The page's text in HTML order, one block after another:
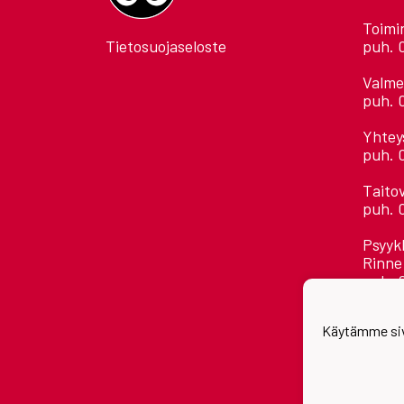
Tietosuojaseloste
puh.
puh.
puh.
puh.
Rinne
puh.
Käytämme